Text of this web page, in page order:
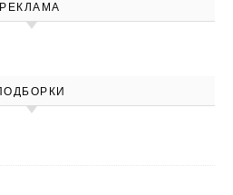
РЕКЛАМА